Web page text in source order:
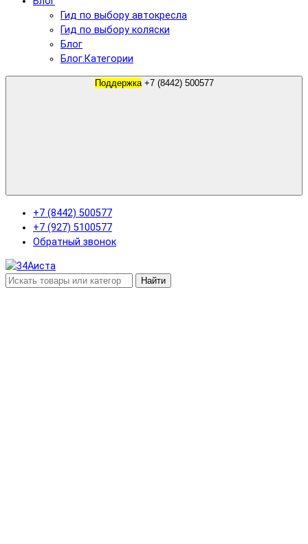
Гид по выбору автокресла
Гид по выбору коляски
Блог
Блог.Категории
Поддержка +7 (8442) 500577
+7 (8442) 500577
+7 (927) 5100577
Обратный звонок
Найти